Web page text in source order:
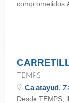
TEMPS
Calatayud,
Desde TEMPS,